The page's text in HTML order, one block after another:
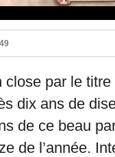
close par le
dix ans de
de ce beau
de l’année.